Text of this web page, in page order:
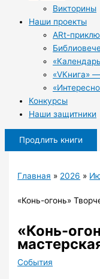
Викторины
Наши проекты
ARt-
«VКнига»
Конкурсы
Наши защитники
Продлить книги
Главная 2026
«Конь-огонь»
«Конь-
События